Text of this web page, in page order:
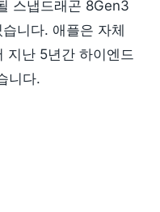
스냅드래곤 8Gen3
니다. 애플은 자체
지난 5년간 하이엔드
니다.